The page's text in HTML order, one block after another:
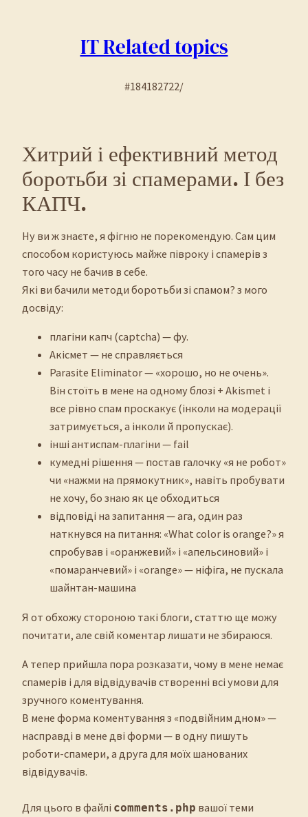
IT Related topics
#184182722/
Хитрий і ефективний метод
боротьби зі спамерами. І без
КАПЧ.
Ну ви ж знаєте, я фігню не порекомендую. Сам цим
способом користуюсь майже півроку і спамерів з
того часу не бачив в себе.
Які ви бачили методи боротьби зі спамом? з мого
досвіду:
плагіни капч (captcha) — фу.
Акісмет — не справляється
Parasite Eliminator — «хорошо, но не очень».
Він стоїть в мене на одному блозі + Akismet і
все рівно спам проскакує (інколи на модерації
затримується, а інколи й пропускає).
інші антиспам-плагіни — fail
кумедні рішення — постав галочку «я не робот»
чи «нажми на прямокутник», навіть пробувати
не хочу, бо знаю як це обходиться
відповіді на запитання — ага, один раз
наткнувся на питання: «What color is orange?» я
спробував і «оранжевий» і «апельсиновий» і
«помаранчевий» і «orange» — ніфіга, не пускала
шайнтан-машина
Я от обхожу стороною такі блоги, статтю ще можу
почитати, але свій коментар лишати не збираюся.
А тепер прийшла пора розказати, чому в мене немає
спамерів і для відвідувачів створенні всі умови для
зручного коментування.
В мене форма коментування з «подвійним дном» —
насправді в мене дві форми — в одну пишуть
роботи-спамери, а друга для моїх шанованих
відвідувачів.
Для цього в файлі comments.php вашої теми